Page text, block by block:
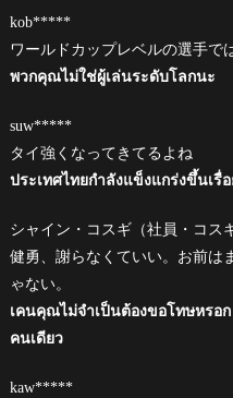
kob*****
ワールドカップレベルの選手で
พวกคุณไม่ใช่ผู้เล่นระดับโลกนะ
suw*****
タイ強くなってきてるよね
ประเทศไทยกำลังแข็งแกร่งขึ้นเรื่อ
シャイン・コスギ（社員・コス
健勇、謝らなくていい。お前は
ゃない。
เคนคุณไม่จำเป็นต้องขอโทษหร
คนเดียว
kaw*****